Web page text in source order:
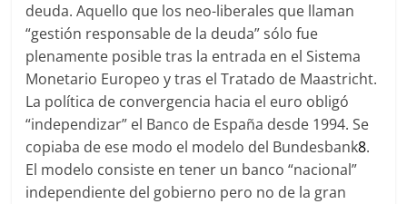
deuda. Aquello que los neo-liberales que llaman
“gestión responsable de la deuda” sólo fue
plenamente posible tras la entrada en el Sistema
Monetario Europeo y tras el Tratado de Maastricht.
La política de convergencia hacia el euro obligó
“independizar” el Banco de España desde 1994. Se
copiaba de ese modo el modelo del Bundesbank8.
El modelo consiste en tener un banco “nacional”
independiente del gobierno pero no de la gran